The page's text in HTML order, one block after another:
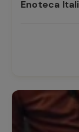
Enoteca